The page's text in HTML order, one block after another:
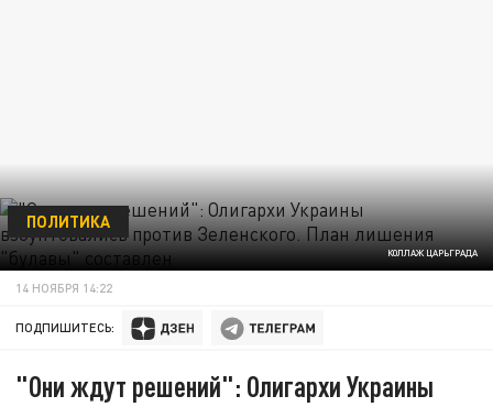
КОЛЛАЖ ЦАРЬГРАДА
ПОЛИТИКА
14 НОЯБРЯ 14:22
ПОДПИШИТЕСЬ:
"Они ждут решений": Олигархи Украины